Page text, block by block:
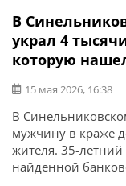
В
украл 4
которую
15 мая 2026, 16:38
В
мужчину в краже
жителя. 35-
найденной